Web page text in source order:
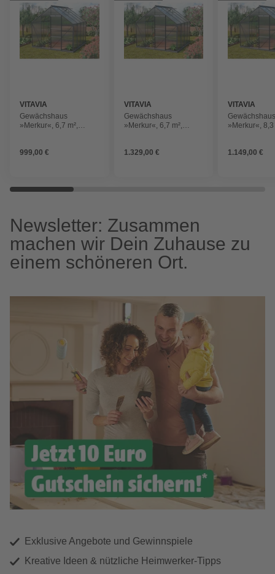
VITAVIA
Gewächshaus
»Merkur«, 6,7 m²,
999,00 €
VITAVIA
Gewächshaus
»Merkur«, 6,7 m²,
1.329,00 €
VITAVIA
»Merkur«, 8,3
1.149,00 €
Newsletter: Zusammen
machen wir Dein Zuhause zu
einem schöneren Ort.
Exklusive Angebote und Gewinnspiele
Kreative Ideen & nützliche Heimwerker-Tipps